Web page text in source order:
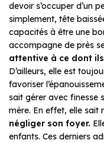
devoir s’occuper d’un
simplement, tête
capacités à être une
accompagne de près
attentive à ce dont
D’ailleurs, elle est
favoriser
sait gérer avec finesse
mère. En effet, elle sait
négliger son foyer.
enfants. Ces derniers